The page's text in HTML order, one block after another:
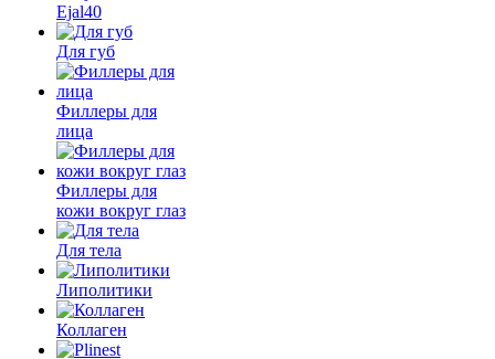
Ejal40
Для губ
Филлеры для
лица
Филлеры для
кожи вокруг глаз
Для тела
Липолитики
Коллаген